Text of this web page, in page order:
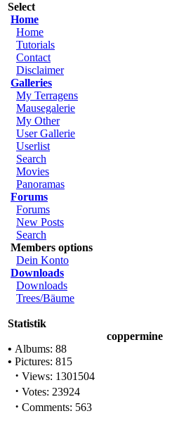
Select
Home
Home
Tutorials
Contact
Disclaimer
Galleries
My Terragens
Mausegalerie
My Other
User Gallerie
Userlist
Search
Movies
Panoramas
Forums
Forums
New Posts
Search
Members options
Dein Konto
Downloads
Downloads
Trees/Bäume
Statistik
coppermine
• Albums: 88
• Pictures: 815
· Views: 1301504
· Votes: 23924
· Comments: 563